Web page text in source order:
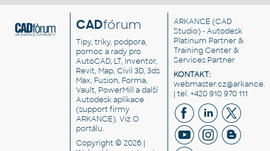
CADfórum
Tipy, triky, podpora,
pomoc a rady pro
AutoCAD, LT, Inventor,
Revit, Map, Civil 3D, 3ds
Max, Fusion, Forma,
Vault, PowerMill a další
Autodesk aplikace
(support firmy
ARKANCE). VizO
portálu.
Copyright © 2026 |
ARKANCE (CAD
Studio) - Autodesk
Platinum Partner &
Training Center &
Services Partner
KONTAKT:
| tel. +420 910 970 111